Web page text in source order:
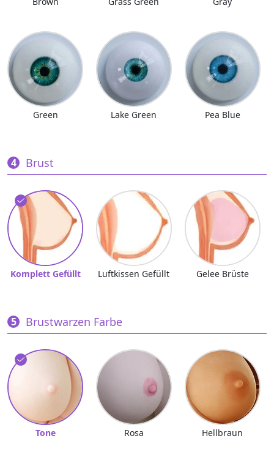
Green Lake Green Pea Blue
Brust
Komplett Gefüllt Luftkissen Gefüllt Gelee Brüste
Brustwarzen Farbe
Tone Rosa Hellbraun